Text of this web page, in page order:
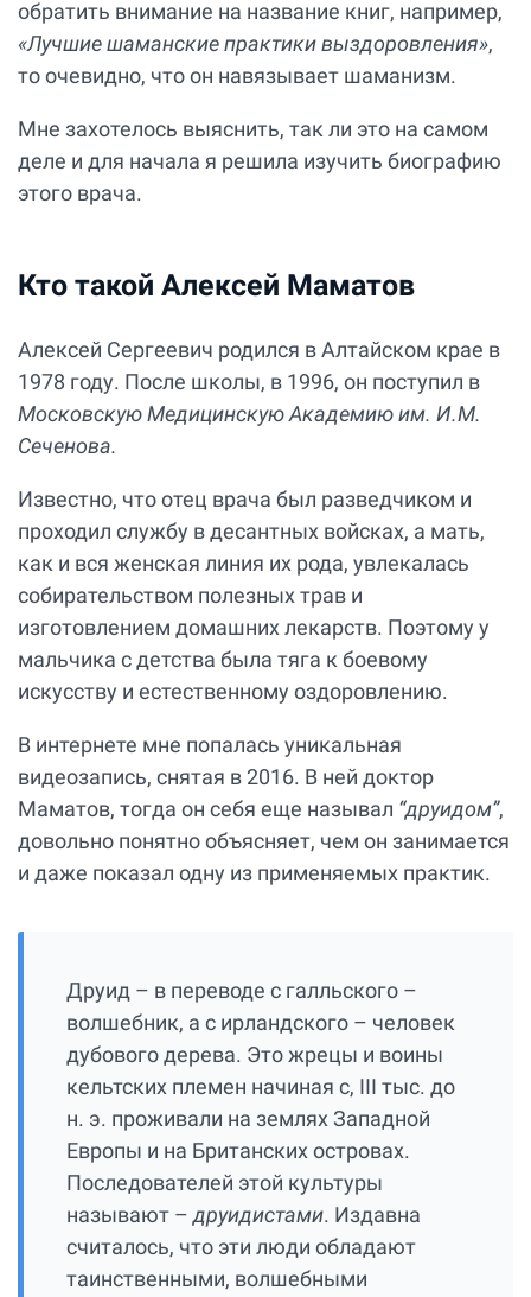
обратить внимание на название книг, например,
«Лучшие шаманские практики выздоровления»,
то очевидно, что он навязывает шаманизм.
Мне захотелось выяснить, так ли это на самом
деле и для начала я решила изучить биографию
этого врача.
Кто такой Алексей Маматов
Алексей Сергеевич родился в Алтайском крае в
1978 году. После школы, в 1996, он поступил в
Московскую Медицинскую Академию им. И.М.
Сеченова.
Известно, что отец врача был разведчиком и
проходил службу в десантных войсках, а мать,
как и вся женская линия их рода, увлекалась
собирательством полезных трав и
изготовлением домашних лекарств. Поэтому у
мальчика с детства была тяга к боевому
искусству и естественному оздоровлению.
В интернете мне попалась уникальная
видеозапись, снятая в 2016. В ней доктор
Маматов, тогда он себя еще называл “друидом”,
довольно понятно объясняет, чем он занимается
и даже показал одну из применяемых практик.
Друид – в переводе с галльского –
волшебник, а с ирландского – человек
дубового дерева. Это жрецы и воины
кельтских племен начиная с, III тыс. до
н. э. проживали на землях Западной
Европы и на Британских островах.
Последователей этой культуры
называют –друидистами. Издавна
считалось, что эти люди обладают
таинственными, волшебными